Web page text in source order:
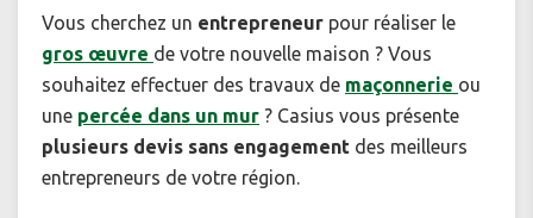
Vous cherchez un entrepreneur pour réaliser le
gros œuvre de votre nouvelle maison ? Vous
souhaitez effectuer des travaux de maçonnerie ou
une percée dans un mur ? Casius vous présente
plusieurs devis sans engagement des meilleurs
entrepreneurs de votre région.